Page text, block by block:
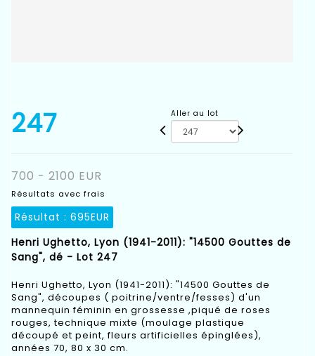
247 Aller au lot
700 - 2100 EUR
Résultats avec frais
Résultat : 695EUR
Henri Ughetto, Lyon (1941-2011): "14500 Gouttes de
Sang", dé - Lot 247
Henri Ughetto, Lyon (1941-2011): "14500 Gouttes de
Sang", découpes ( poitrine/ventre/fesses) d'un
mannequin féminin en grossesse ,piqué de roses
rouges, technique mixte (moulage plastique
découpé et peint, fleurs artificielles épinglées),
années 70, 80 x 30 cm.